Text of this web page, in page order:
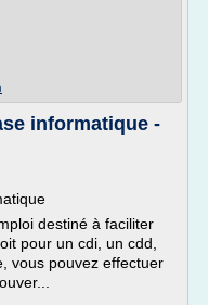
informatique -
destiné à faciliter
pour un cdi, un cdd,
vous pouvez effectuer